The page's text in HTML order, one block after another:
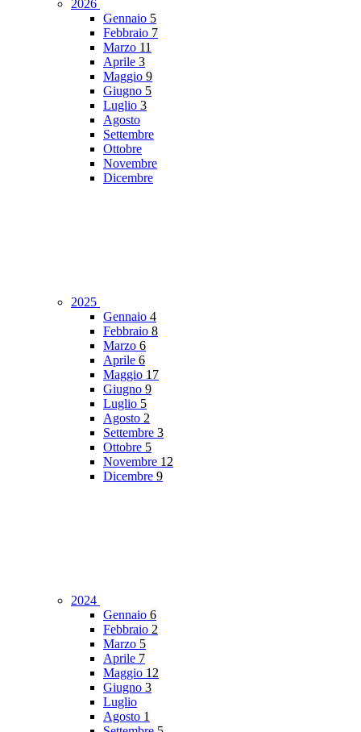
2026
Gennaio 5
Febbraio 7
Marzo 11
Aprile 3
Maggio 9
Giugno 5
Luglio 3
Agosto
Settembre
Ottobre
Novembre
Dicembre
2025
Gennaio 4
Febbraio 8
Marzo 6
Aprile 6
Maggio 17
Giugno 9
Luglio 5
Agosto 2
Settembre 3
Ottobre 5
Novembre 12
Dicembre 9
2024
Gennaio 6
Febbraio 2
Marzo 5
Aprile 7
Maggio 12
Giugno 3
Luglio
Agosto 1